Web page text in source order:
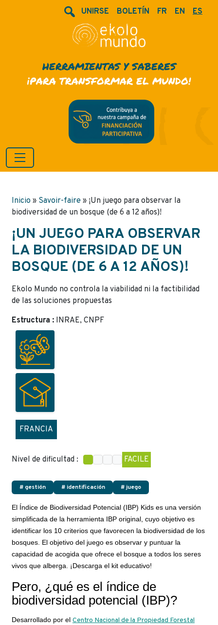
UNIRSE BOLETÍN FR EN ES
HERRAMIENTAS Y SABERES
¡PARA TRANSFORMAR EL MUNDO!
Inicio » Savoir-faire » ¡Un juego para observar la
biodiversidad de un bosque (de 6 a 12 años)!
¡UN JUEGO PARA OBSERVAR
LA BIODIVERSIDAD DE UN
BOSQUE (DE 6 A 12 AÑOS)!
Ekolo Mundo no controla la viabilidad ni la factibilidad
de las soluciones propuestas
Estructura : INRAE, CNPF
FRANCIA
Nivel de dificultad : FACILE
# gestión # identificación # juego
El Índice de Biodiversidad Potencial (IBP) Kids es una versión
simplificada de la herramienta IBP original, cuyo objetivo es
identificar los 10 criterios que favorecen la biodiversidad de los
bosques. El objetivo del juego es observar y puntuar la
capacidad de acogida que ofrece el bosque a todos los seres
vivos que alberga. ¡Descarga el kit educativo!
Pero, ¿qué es el índice de
biodiversidad potencial (IBP)?
Desarrollado por el Centro Nacional de la Propiedad Forestal